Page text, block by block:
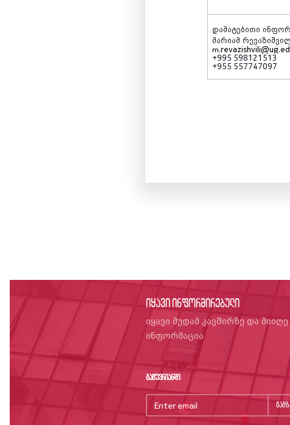
დამატებითი
მარიამ
m
+995 598121513
+955 557747097
იყავი ინფორმირებული
იყავი მუდამ კავშირზე და
ინფორმაცია
გაწევრიანდი